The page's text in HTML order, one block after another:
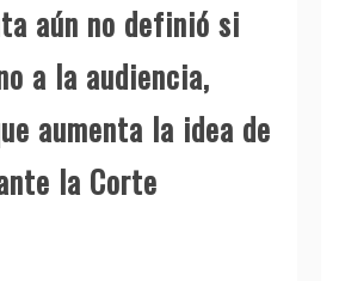
aún no definió si
a la audiencia,
aumenta la idea de
la Corte